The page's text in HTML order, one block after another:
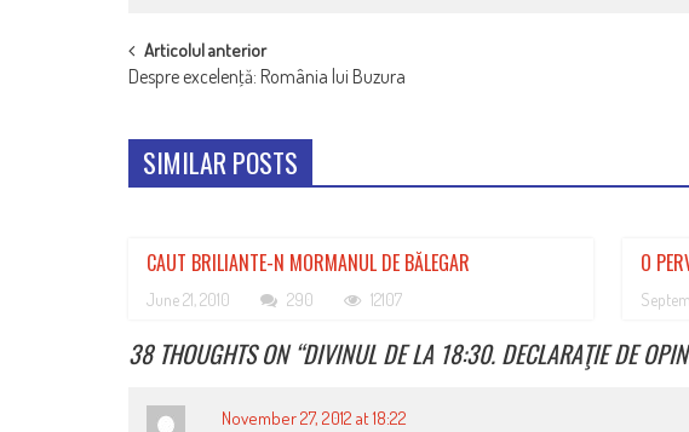
POST
NAVIGATION
Articolul anterior
Despre excelenţă: România lui Buzura
SIMILAR POSTS
CAUT BRILIANTE-N MORMANUL DE BĂLEGAR
June 21, 2010 290 12107
O
38 THOUGHTS ON “DIVINUL DE LA 18:30. DECLARAŢIE DE
November 27, 2012 at 18:22